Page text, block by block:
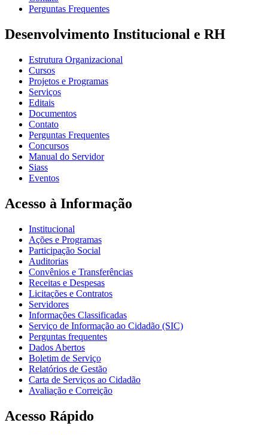
Perguntas Frequentes
Desenvolvimento Institucional e RH
Estrutura Organizacional
Cursos
Projetos e Programas
Serviços
Editais
Documentos
Contato
Perguntas Frequentes
Concursos
Manual do Servidor
Siass
Eventos
Acesso à Informação
Institucional
Ações e Programas
Participação Social
Auditorias
Convênios e Transferências
Receitas e Despesas
Licitações e Contratos
Servidores
Informações Classificadas
Serviço de Informação ao Cidadão (SIC)
Perguntas frequentes
Dados Abertos
Boletim de Serviço
Relatórios de Gestão
Carta de Serviços ao Cidadão
Avaliação e Correição
Acesso Rápido